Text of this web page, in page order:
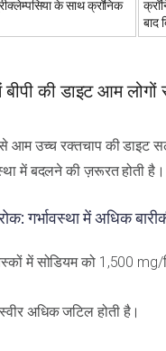
के साथ क्रॉनिक
बाद
बीपी की डाइट आम
आम उच्च रक्तचाप की डाइट
में बदलने की ज़रूरत होती है।
गर्भावस्था में अधिक
में सोडियम को 1,500
अधिक जटिल होती है।